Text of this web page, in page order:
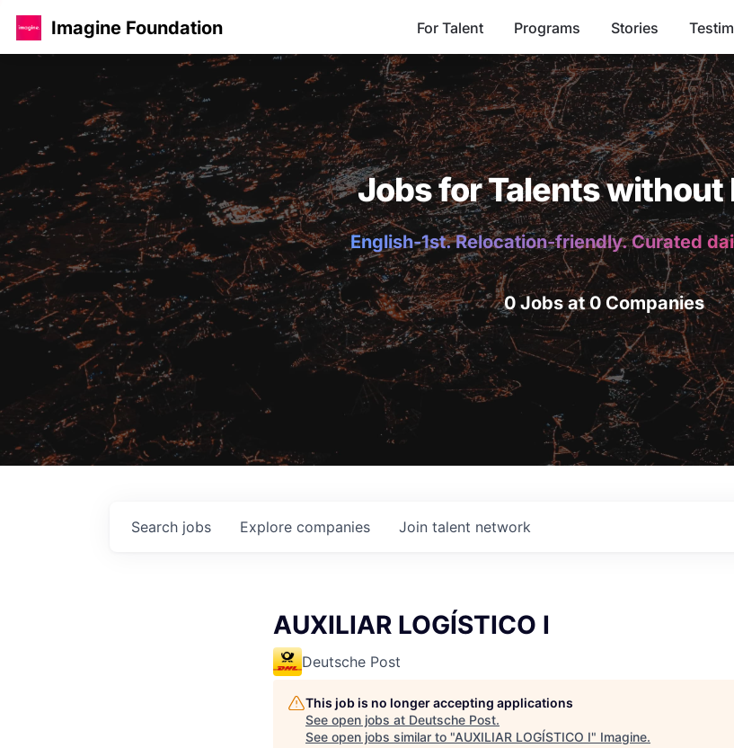
Imagine Foundation For Talent Programs Stories
Jobs for Talents without
English-1st. Relocation-friendly. Curated
0 Jobs at 0 Companies
Search jobs Explore companies Join talent network
AUXILIAR LOGÍSTICO I
Deutsche Post
This job is no longer accepting applications
See open jobs at Deutsche Post.
See open jobs similar to "AUXILIAR LOGÍSTICO I" Imagine.